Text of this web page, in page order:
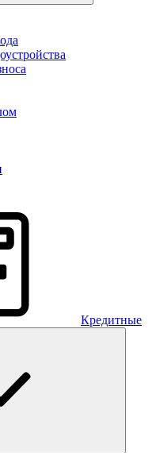
Кредитные